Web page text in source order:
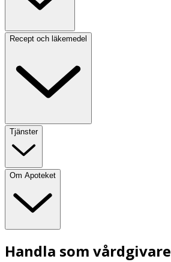
Recept och läkemedel
Tjänster
Om Apoteket
Handla som